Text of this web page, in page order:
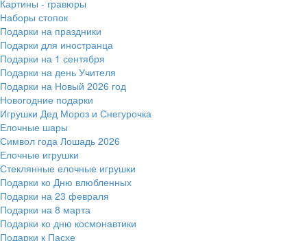
Картины - гравюры
Наборы стопок
Подарки на праздники
Подарки для иностранца
Подарки на 1 сентября
Подарки на день Учителя
Подарки на Новый 2026 год
Новогодние подарки
Игрушки Дед Мороз и Снегурочка
Елочные шары
Символ года Лошадь 2026
Елочные игрушки
Стеклянные елочные игрушки
Подарки ко Дню влюбленных
Подарки на 23 февраля
Подарки на 8 марта
Подарки ко дню космонавтики
Подарки к Пасхе